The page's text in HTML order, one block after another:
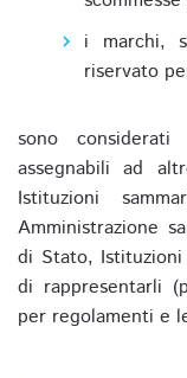
i marchi,
riservato
sono
assegnabili ad
Istituzioni
Amministrazione
di Stato,
di rappresentarli
per regolamenti e